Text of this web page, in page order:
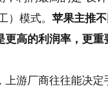
）模式。 苹果主推
高的利润率，更
游厂商往往能决